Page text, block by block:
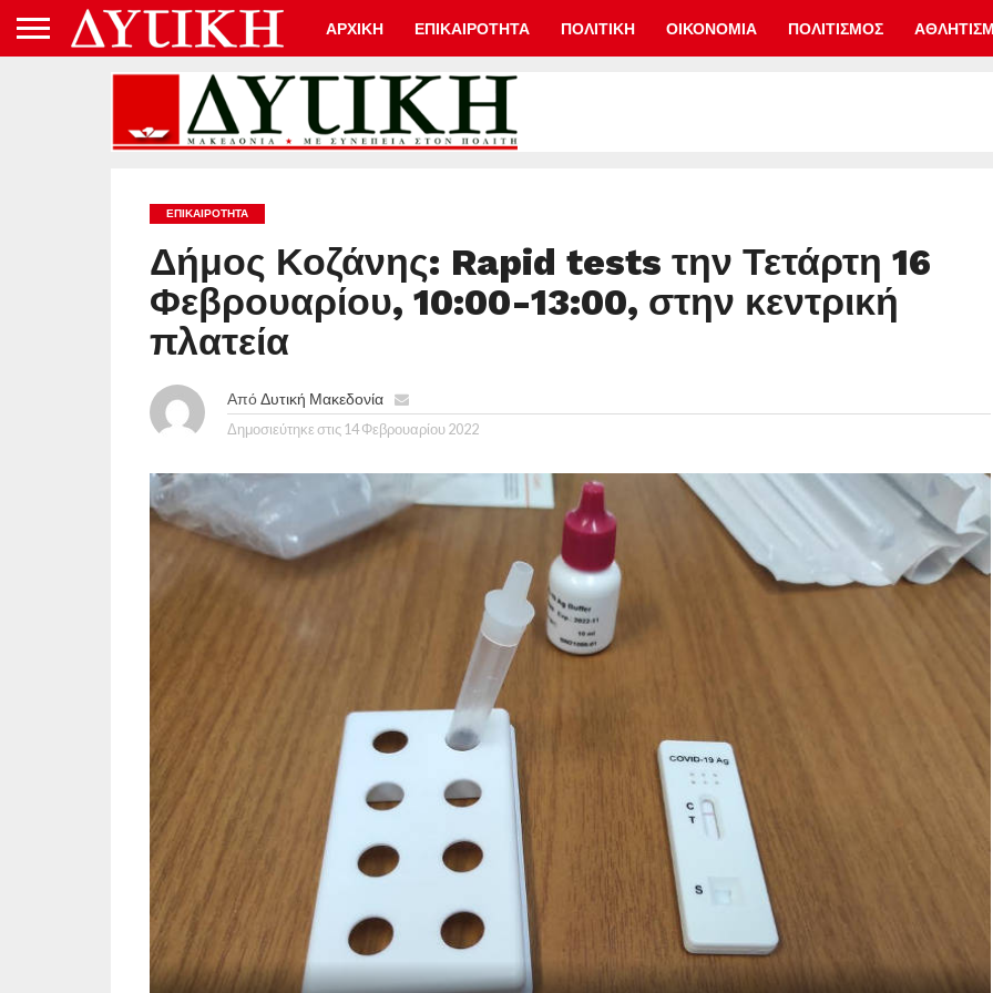
ΑΡΧΙΚΗ ΕΠΙΚΑΙΡΟΤΗΤΑ ΠΟΛΙΤΙΚΗ ΟΙΚΟΝΟΜΙΑ ΠΟΛΙΤΙΣΜΟΣ
ΕΠΙΚΑΙΡΟΤΗΤΑ
Δήμος Κοζάνης: Rapid tests την Τετάρτη 16
Φεβρουαρίου, 10:00-13:00, στην κεντρική
πλατεία
ΑπόΔυτική Μακεδονία
Δημοσιεύτηκε στις 14 Φεβρουαρίου 2022